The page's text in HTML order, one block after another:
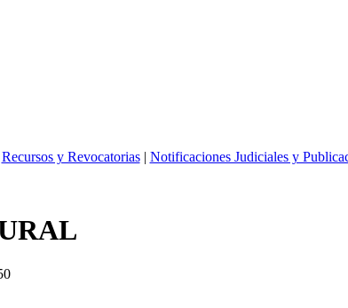
Recursos y Revocatorias| Notificaciones Judiciales y